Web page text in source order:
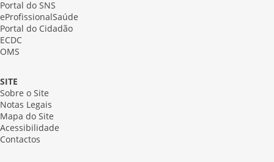
Portal do SNS
eProfissionalSaúde
Portal do Cidadão
ECDC
OMS
SITE
Sobre o Site
Notas Legais
Mapa do Site
Acessibilidade
Contactos